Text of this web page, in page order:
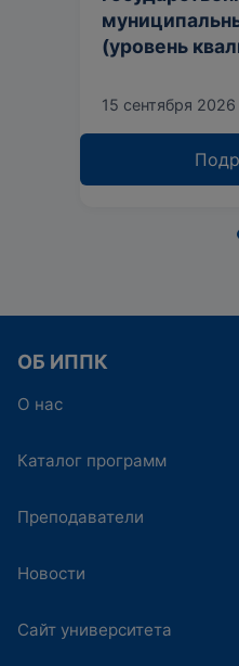
(уровень
15 сентября 2026
ОБ ИППК
О нас
Каталог программ
Преподаватели
Новости
Сайт университета